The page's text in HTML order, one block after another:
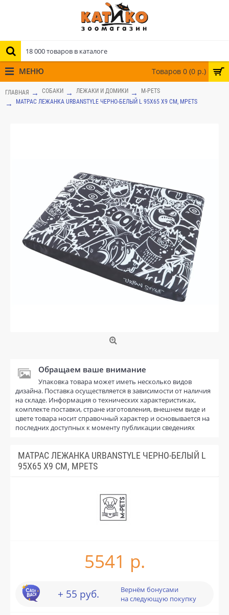
Товаров 0 (0 р.)
МЕНЮ
ГЛАВНАЯ СОБАКИ ЛЕЖАКИ И ДОМИКИ
M-PETS
МАТРАС ЛЕЖАНКА URBANSTYLE ЧЕРНО-БЕЛЫЙ L 95X65 X9 СМ, MPETS
Обращаем ваше внимание
Упаковка товара может иметь несколько видов
дизайна. Поставка осуществляется в зависимости от наличия
на складе. Информация о технических характеристиках,
комплекте поставки, стране изготовления, внешнем виде и
цвете товара носит справочный характер и основывается на
последних доступных к моменту публикации сведениях
МАТРАС ЛЕЖАНКА URBANSTYLE ЧЕРНО-БЕЛЫЙ L
95X65 X9 СМ, MPETS
5541 р.
+ 55 руб.
Вернём бонусами
на следующую покупку